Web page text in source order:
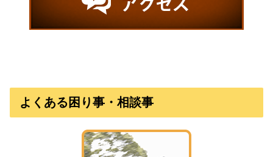
よくある困り事・相談事